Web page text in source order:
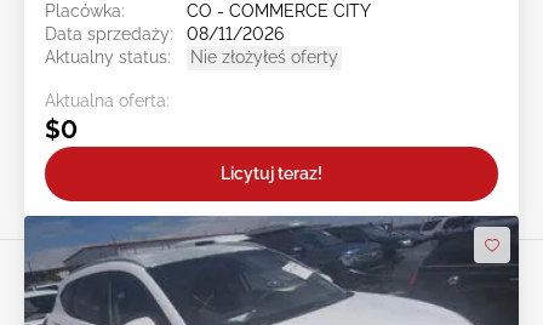
Placówka:
CO - COMMERCE CITY
Data sprzedaży:
08/11/2026
Aktualny status:
Nie złożyłeś oferty
Aktualna oferta:
$0
Licytuj teraz!